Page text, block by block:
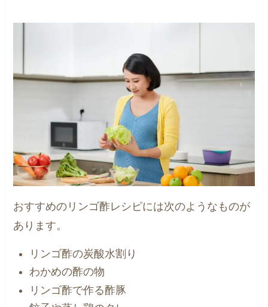
おすすめのリンゴ酢レシピには次のようなものが
あります。
リンゴ酢の炭酸水割り
わかめの酢の物
リンゴ酢で作る酢豚